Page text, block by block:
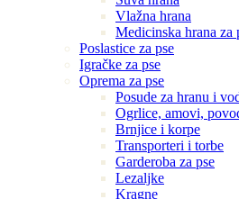
Vlažna hrana
Medicinska hrana za
Poslastice za pse
Igračke za pse
Oprema za pse
Posude za hranu i
Ogrlice, amovi,
Brnjice i korpe
Transporteri i torbe
Garderoba za pse
Lezaljke
Kragne